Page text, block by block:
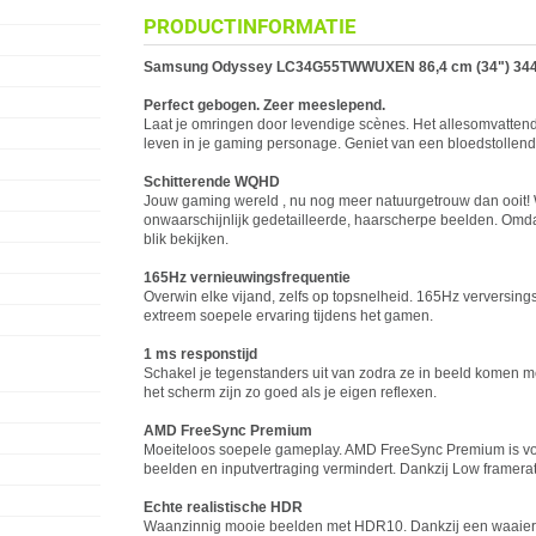
PRODUCTINFORMATIE
SamsungOdyssey LC34G55TWWUXEN 86,4 cm (34")
Perfect gebogen. Zeer meeslepend.
Laat je omringen door levendige scènes. Het
leven in je gaming personage. Geniet van een
Schitterende WQHD
Jouw gaming wereld , nu nog meer natuurgetrouw dan
onwaarschijnlijk gedetailleerde, haarscherpe beelden.
blik bekijken.
165Hz vernieuwingsfrequentie
Overwin elke vijand, zelfs op topsnelheid. 165Hz
extreem soepele ervaring tijdens het gamen.
1 ms responstijd
Schakel je tegenstanders uit van zodra ze in beeld komen
het scherm zijn zo goed als je eigen reflexen.
AMD FreeSync Premium
Moeiteloos soepele gameplay. AMD FreeSync Premium is
beelden en inputvertraging vermindert. Dankzij Low
Echte realistische HDR
Waanzinnig mooie beelden met HDR10. Dankzij een